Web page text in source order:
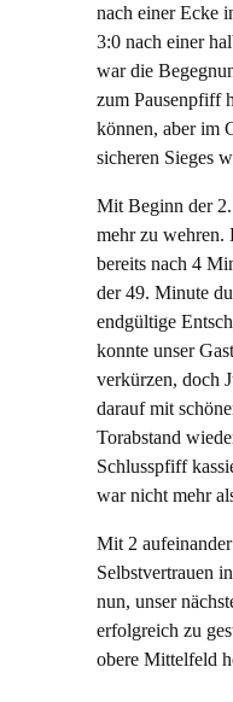
nach einer Ecke
3:0 nach einer
war die
zum Pausenpfiff
können, aber im
sicheren Sieges
Mit Beginn der
mehr zu wehren.
bereits nach 4
der 49. Minute
endgültige
konnte unser
verkürzen, doch
darauf mit
Torabstand
Schlusspfiff
war nicht mehr
Mit 2
Selbstvertrauen
nun, unser
erfolgreich zu
obere Mittelfeld